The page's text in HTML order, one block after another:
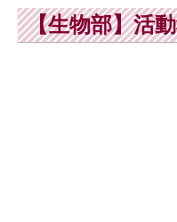
【生物部】活